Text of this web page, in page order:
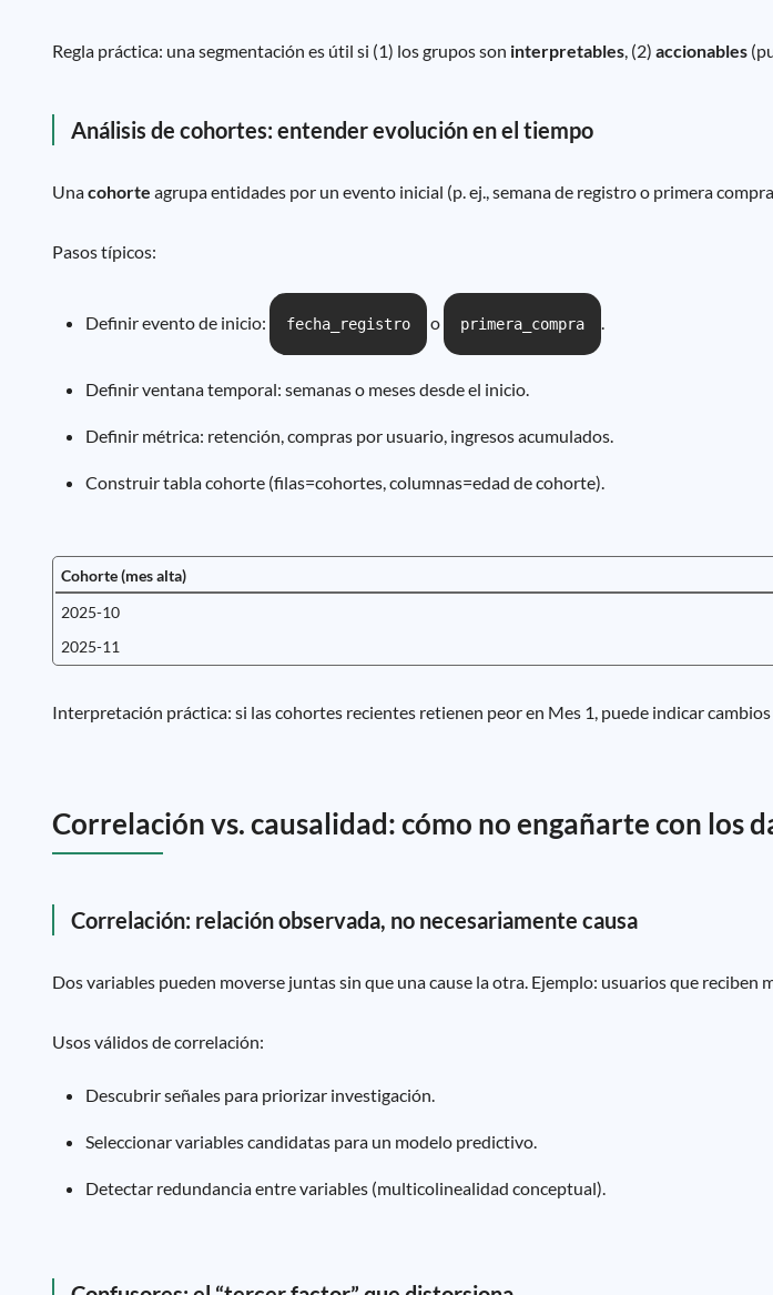
Regla práctica: una segmentación es útil si (1) los grupos son interpretables, (2) accionables
Análisis de cohortes: entender evolución en el tiempo
Unacohorte agrupa entidades por un evento inicial (p. ej., semana de registro o primera
Pasos típicos:
Definir evento de inicio: fecha_registro o primera_compra .
Definir ventana temporal: semanas o meses desde el inicio.
Definir métrica: retención, compras por usuario, ingresos acumulados.
Construir tabla cohorte (filas=cohortes, columnas=edad de cohorte).
Cohorte (mes alta)
2025-10
2025-11
Interpretación práctica: si las cohortes recientes retienen peor en Mes 1, puede indicar
Correlación vs. causalidad: cómo no engañarte con los
Correlación: relación observada, no necesariamente causa
Dos variables pueden moverse juntas sin que una cause la otra. Ejemplo: usuarios que
Usos válidos de correlación:
Descubrir señales para priorizar investigación.
Seleccionar variables candidatas para un modelo predictivo.
Detectar redundancia entre variables (multicolinealidad conceptual).